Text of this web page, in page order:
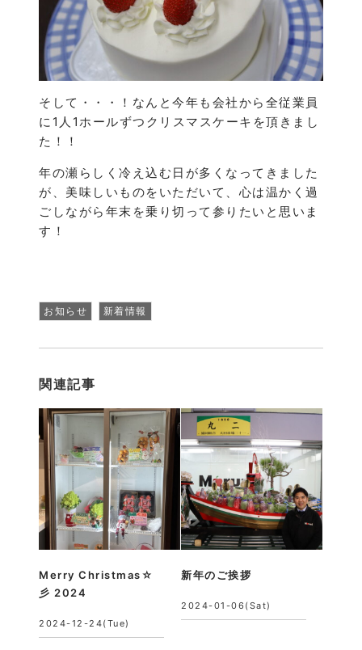
そして・・・！なんと今年も会社から全従業員
に1人1ホールずつクリスマスケーキを頂きまし
た！！
年の瀬らしく冷え込む日が多くなってきました
が、美味しいものをいただいて、心は温かく過
ごしながら年末を乗り切って参りたいと思いま
す！
お知らせ 新着情報
関連記事
Merry Christmas☆
彡 2024
2024-12-24(Tue)
新年のご挨拶
2024-01-06(Sat)